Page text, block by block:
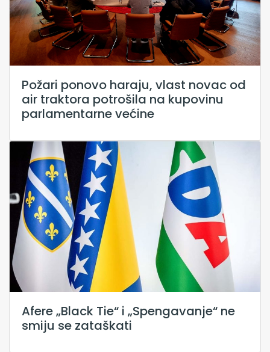
Požari ponovo haraju, vlast novac od
air traktora potrošila na kupovinu
parlamentarne većine
Afere „Black Tie“ i „Spengavanje“ ne
smiju se zataškati